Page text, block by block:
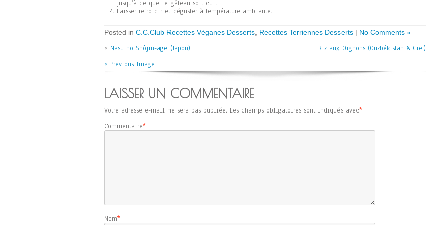
jusqu’à ce que le gâteau soit cuit.
Laisser refroidir et déguster à température ambiante.
Posted in C.C.Club Recettes Véganes Desserts Recettes Terriennes Desserts | No Comments »
« Nasu no Shôjin-age (Japon) Riz aux Oignons (Ouzbékistan & Cie.)
« Previous Image
LAISSER UN COMMENTAIRE
Votre adresse e-mail ne sera pas publiée. Les champs obligatoires sont indiqués avec*
Commentaire*
Nom*